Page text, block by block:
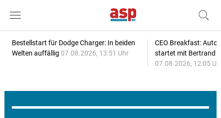
Bestellstart für Dodge Charger: In beiden
Welten auffällig 07.08.2026, 13:51 Uhr
CEO Breakfast:
startet mit Bertrand
07.08.2026, 12:05